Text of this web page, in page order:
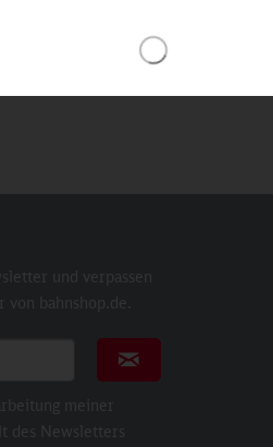
und verpassen
bahnshop.de.
Newsletter abonnieren
meiner
des Newsletters